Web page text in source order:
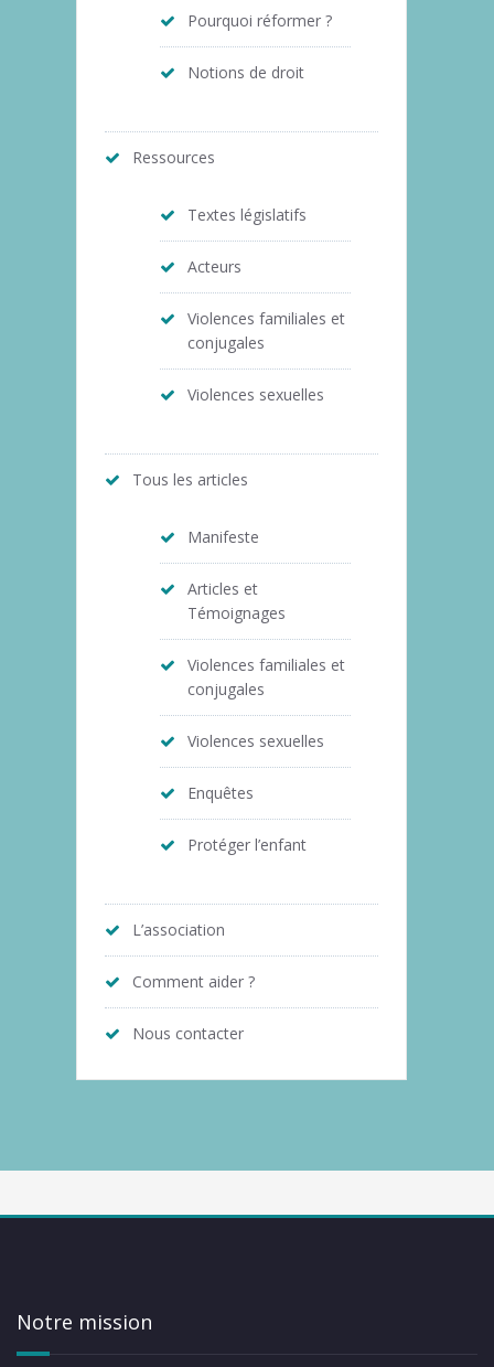
Pourquoi réformer ?
Notions de droit
Ressources
Textes législatifs
Acteurs
Violences familiales et
conjugales
Violences sexuelles
Tous les articles
Manifeste
Articles et
Témoignages
Violences familiales et
conjugales
Violences sexuelles
Enquêtes
Protéger l’enfant
L’association
Comment aider ?
Nous contacter
Notre mission